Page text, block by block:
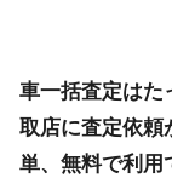
車一括査定はた
取店に査定依頼
単、無料で利用